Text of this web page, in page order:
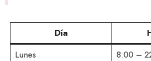
Día
Lunes
8:00 –